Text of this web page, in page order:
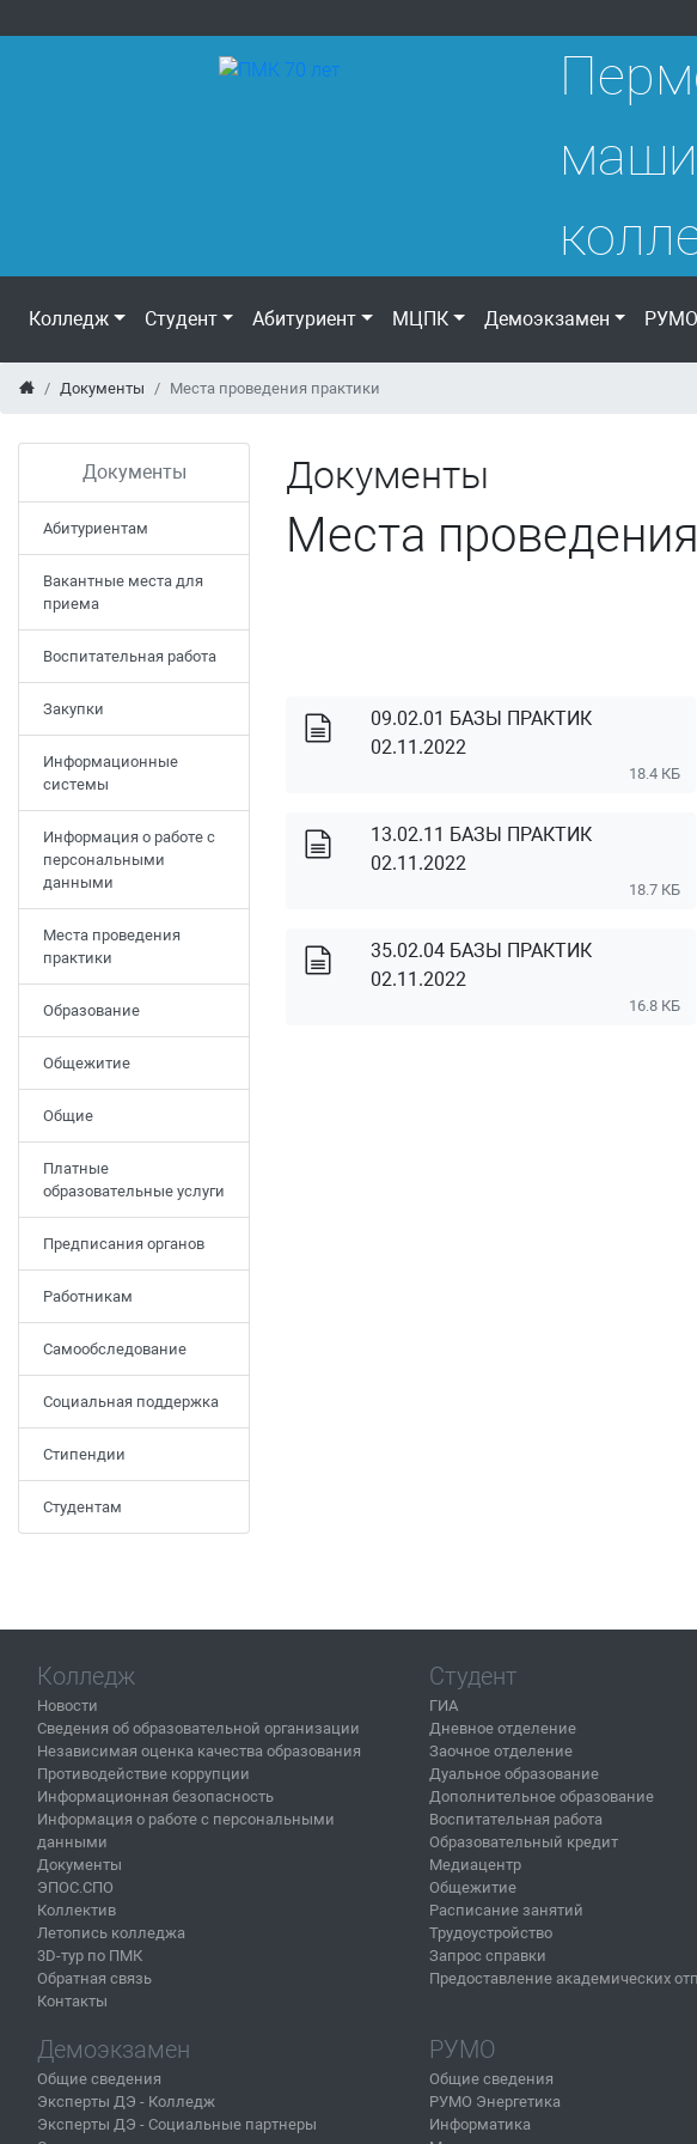
Колледж Студент Абитуриент МЦПК Демоэкзамен РУМО
Документы Места проведения практики
Документы
Абитуриентам
Вакантные места для
приема
Воспитательная работа
Закупки
Информационные
системы
Информация о работе с
персональными
данными
Места проведения
практики
Образование
Общежитие
Общие
Платные
образовательные услуги
Предписания органов
Работникам
Самообследование
Социальная поддержка
Стипендии
Студентам
Документы
Места
09.02.01 БАЗЫ ПРАКТИК
02.11.2022
18.4 КБ
13.02.11 БАЗЫ ПРАКТИК
02.11.2022
18.7 КБ
35.02.04 БАЗЫ ПРАКТИК
02.11.2022
16.8 КБ
Колледж
Новости
Сведения об образовательной организации
Независимая оценка качества образования
Противодействие коррупции
Информационная безопасность
Информация о работе с персональными
данными
Документы
ЭПОС.СПО
Коллектив
Летопись колледжа
3D-тур по ПМК
Обратная связь
Контакты
Студент
ГИА
Дневное отделение
Заочное отделение
Дуальное образование
Дополнительное образование
Воспитательная работа
Образовательный кредит
Медиацентр
Общежитие
Расписание занятий
Трудоустройство
Запрос справки
Предоставление академических
Демоэкзамен
Общие сведения
Эксперты ДЭ - Колледж
Эксперты ДЭ - Социальные партнеры
РУМО
Общие сведения
РУМО Энергетика
Информатика